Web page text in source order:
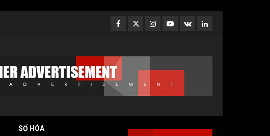
Facebook
TwitterInstagram
Youtube
VK LinkedIn
SỐ HÓA